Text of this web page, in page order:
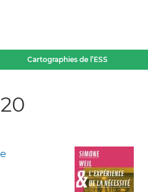
Cartographies de l’ESS